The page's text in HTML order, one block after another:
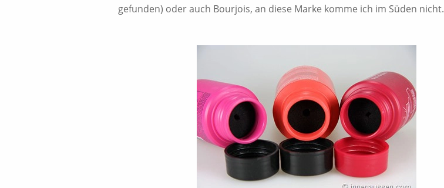
gefunden) oder auch Bourjois, an diese Marke komme ich im Süden nicht.